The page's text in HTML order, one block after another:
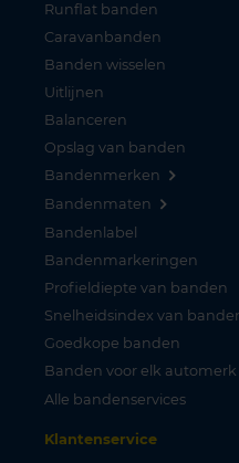
Runflat banden
Caravanbanden
Banden wisselen
Uitlijnen
Balanceren
Opslag van banden
Bandenmerken
Bandenmaten
Bandenlabel
Bandenmarkeringen
Profieldiepte van banden
Snelheidsindex van
Goedkope banden
Banden voor elk automerk
Alle bandenservices
Klantenservice